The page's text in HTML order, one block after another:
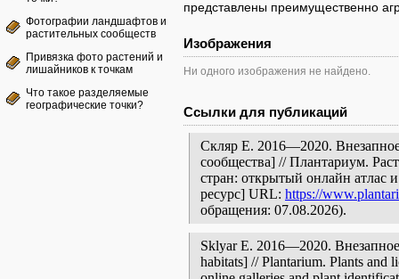
Фотографии ландшафтов и
растительных сообществ
Привязка фото растений и
лишайников к точкам
Что такое разделяемые
географические точки?
представлены преимущественно
Изображения
Ни одного изображения не найдено.
Ссылки для публикаций
Скляр Е. 2016—2020.
сообщества] // Плантариум.
стран: открытый онлайн атлас
ресурс] URL: https://
обращения: 07.08.2026).
Sklyar E. 2016—2020.
habitats] // Plantarium. Plants and